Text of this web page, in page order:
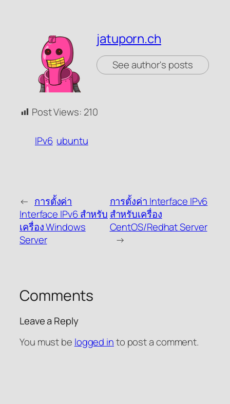
jatuporn.ch
See author's posts
Post Views: 210
IPv6 ubuntu
← การตั้งค่า
Interface IPv6 สำหรับ
เครื่อง Windows
Server
การตั้งค่า Interface IPv6
สำหรับเครื่อง
CentOS/Redhat Server
→
Comments
Leave a Reply
You must be logged into post a comment.